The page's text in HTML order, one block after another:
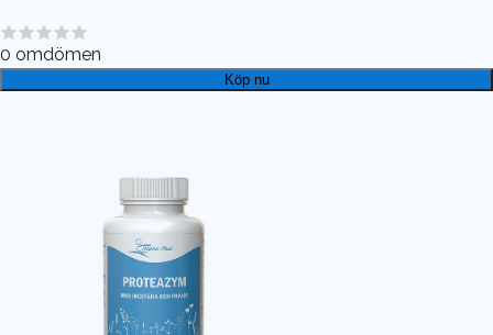
0 omdömen
Köp nu